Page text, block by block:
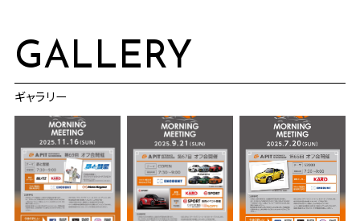
GALLERY
ギャラリー